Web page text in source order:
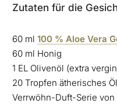
Zutaten für die
60 ml 100 % Aloe Vera
60 ml Honig
1 EL Olivenöl (extra
20 Tropfen ätherisches
Verrwöhn-Duft-Serie von